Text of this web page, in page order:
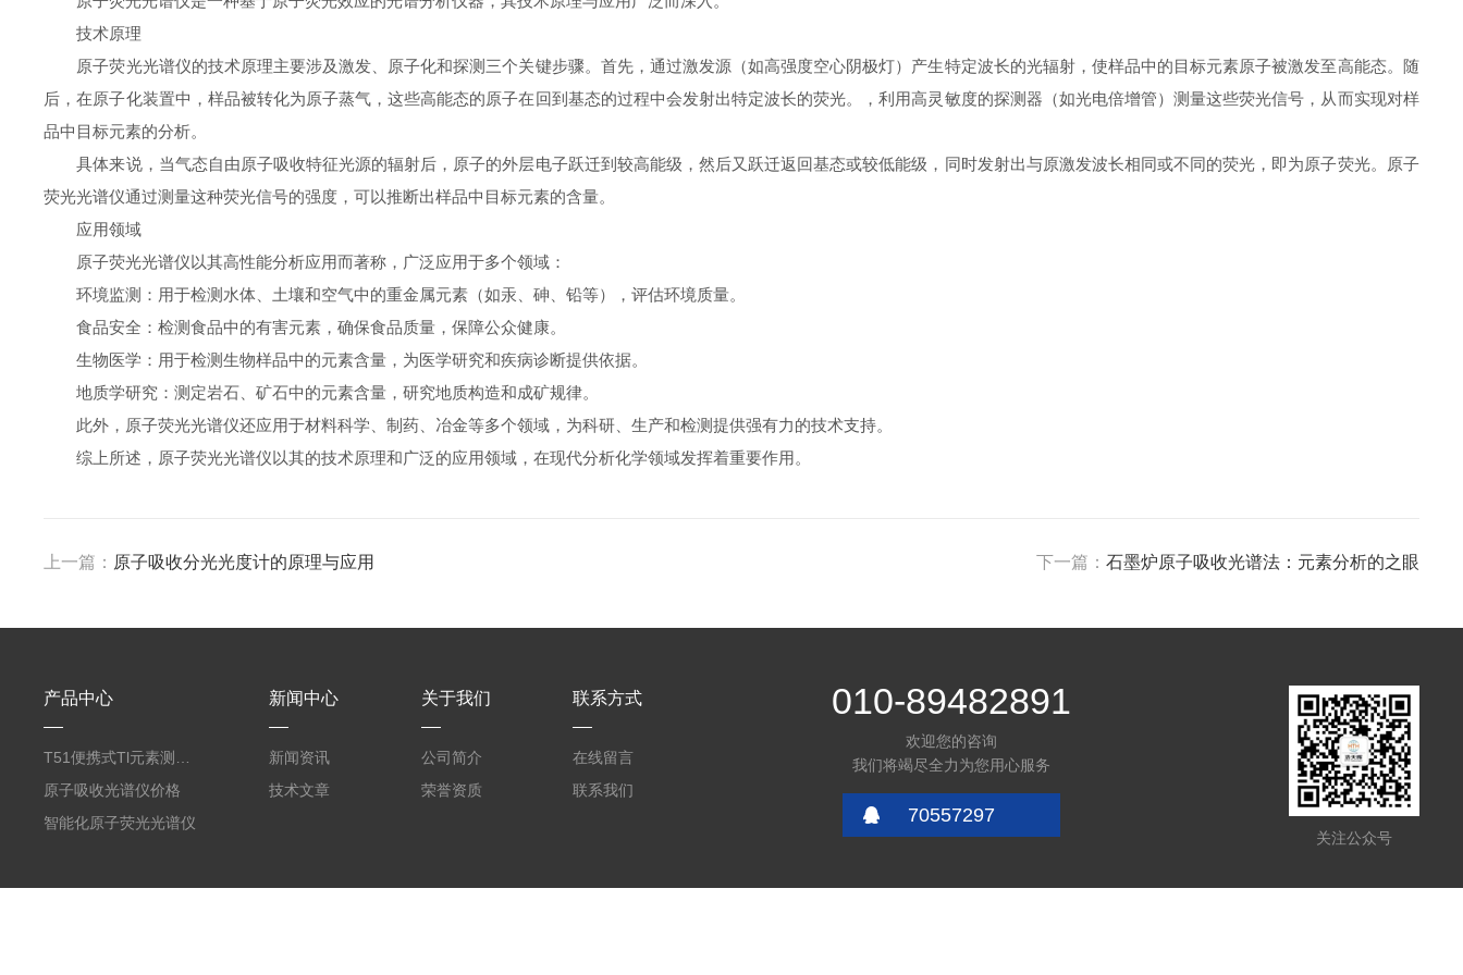
技术原理
原子荧光光谱仪的技术原理主要涉及激发、原子化和探测三个关键步骤。首先，通过激发源（如高强度空心阴极灯）产生特定波长的光辐射，使样品中的目标元素原子被激发至高能态。随
后，在原子化装置中，样品被转化为原子蒸气，这些高能态的原子在回到基态的过程中会发射出特定波长的荧光。，利用高灵敏度的探测器（如光电倍增管）测量这些荧光信号，从而实现对样
品中目标元素的分析。
具体来说，当气态自由原子吸收特征光源的辐射后，原子的外层电子跃迁到较高能级，然后又跃迁返回基态或较低能级，同时发射出与原激发波长相同或不同的荧光，即为原子荧光。原子
荧光光谱仪通过测量这种荧光信号的强度，可以推断出样品中目标元素的含量。
应用领域
原子荧光光谱仪以其高性能分析应用而著称，广泛应用于多个领域：
环境监测：用于检测水体、土壤和空气中的重金属元素（如汞、砷、铅等），评估环境质量。
食品安全：检测食品中的有害元素，确保食品质量，保障公众健康。
生物医学：用于检测生物样品中的元素含量，为医学研究和疾病诊断提供依据。
地质学研究：测定岩石、矿石中的元素含量，研究地质构造和成矿规律。
此外，原子荧光光谱仪还应用于材料科学、制药、冶金等多个领域，为科研、生产和检测提供强有力的技术支持。
综上所述，原子荧光光谱仪以其的技术原理和广泛的应用领域，在现代分析化学领域发挥着重要作用。
上一篇： 原子吸收分光光度计的原理与应用 下一篇： 石墨炉原子吸收光谱法：元素分析的之眼
产品中心
原子吸收光谱仪价格
智能化原子荧光光谱仪
新闻中心
新闻资讯
技术文章
关于我们
公司简介
荣誉资质
联系方式
在线留言
联系我们
010-89482891
欢迎您的咨询
我们将竭尽全力为您用心服务
70557297
关注公众号